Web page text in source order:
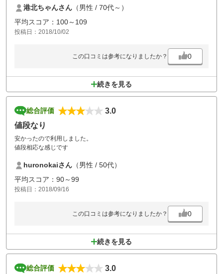
コースの状態が良い時にまた来たい！
港北ちゃんさん （男性 / 70代～）
平均スコア：100～109
投稿日：2018/10/02
この口コミは参考になりましたか？ 0
続きを見る
総合評価
3.0
値段なり
安かったので利用しました。
値段相応な感じです
huronokaiさん （男性 / 50代）
平均スコア：90～99
投稿日：2018/09/16
この口コミは参考になりましたか？ 0
続きを見る
総合評価
3.0